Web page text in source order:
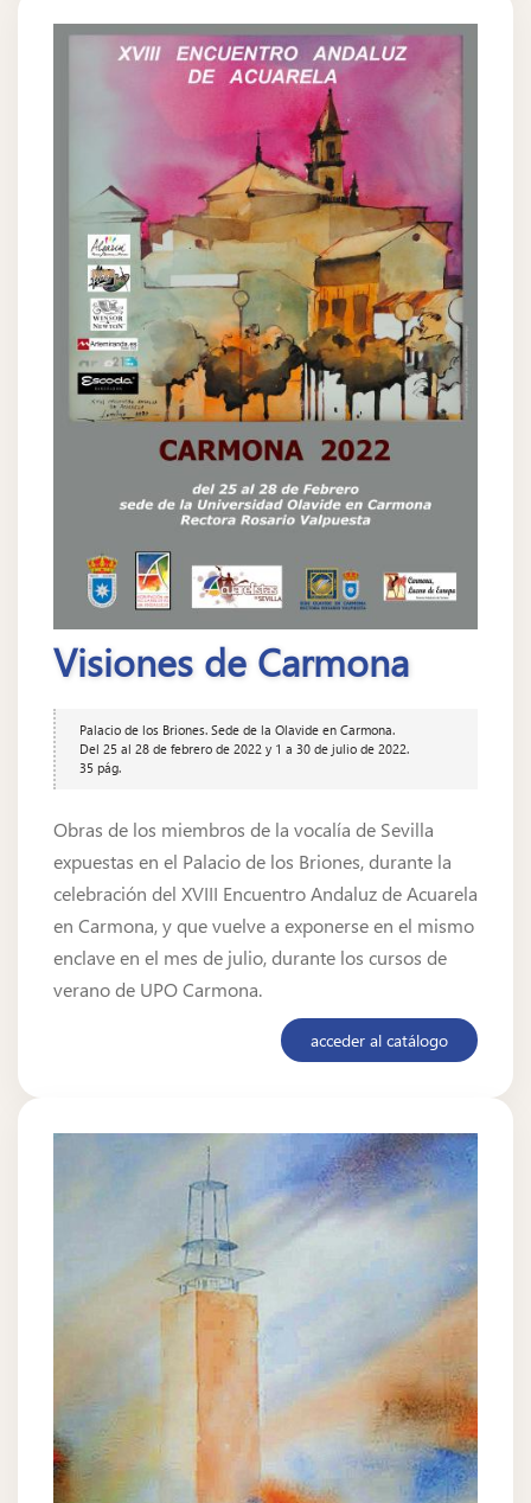
Visiones de Carmona
Palacio de los Briones. Sede de la Olavide en Carmona.
Del 25 al 28 de febrero de 2022 y 1 a 30 de julio de 2022.
35 pág.
Obras de los miembros de la vocalía de Sevilla
expuestas en el Palacio de los Briones, durante la
celebración del XVIII Encuentro Andaluz de Acuarela
en Carmona, y que vuelve a exponerse en el mismo
enclave en el mes de julio, durante los cursos de
verano de UPO Carmona.
acceder al catálogo